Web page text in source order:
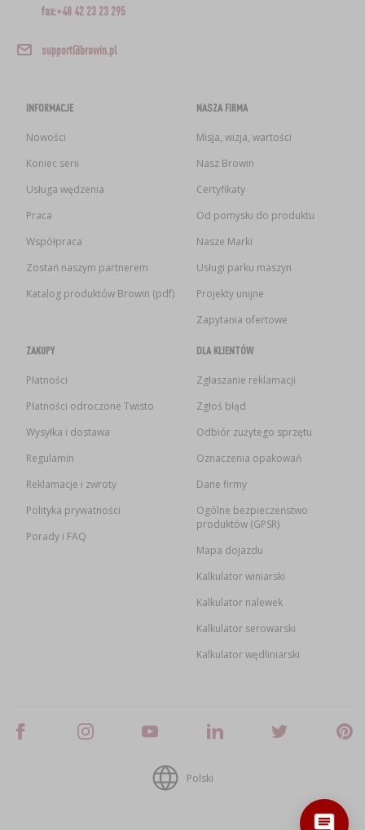
fax:+48 42 23 23 295
support@browin.pl
INFORMACJE
Nowości
Koniec serii
Usługa wędzenia
Praca
Współpraca
Zostań naszym partnerem
Katalog produktów Browin (pdf)
NASZA FIRMA
Misja, wizja, wartości
Nasz Browin
Certyfikaty
Od pomysłu do produktu
Nasze Marki
Usługi parku maszyn
Projekty unijne
Zapytania ofertowe
ZAKUPY
Płatności
Płatności odroczone Twisto
Wysyłka i dostawa
Regulamin
Reklamacje i zwroty
Polityka prywatności
Porady i FAQ
DLA KLIENTÓW
Zgłaszanie reklamacji
Zgłoś błąd
Odbiór zużytego sprzętu
Oznaczenia opakowań
Dane firmy
Ogólne bezpieczeństwo
produktów (GPSR)
Mapa dojazdu
Kalkulator winiarski
Kalkulator nalewek
Kalkulator serowarski
Kalkulator wędliniarski
Polski